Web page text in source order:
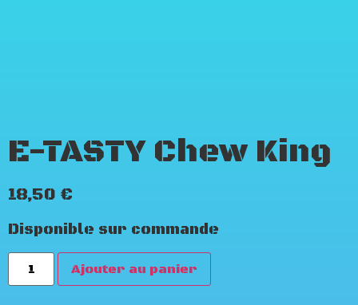
E-TASTY Chew King
18,50 €
Disponible sur commande
Ajouter au panier